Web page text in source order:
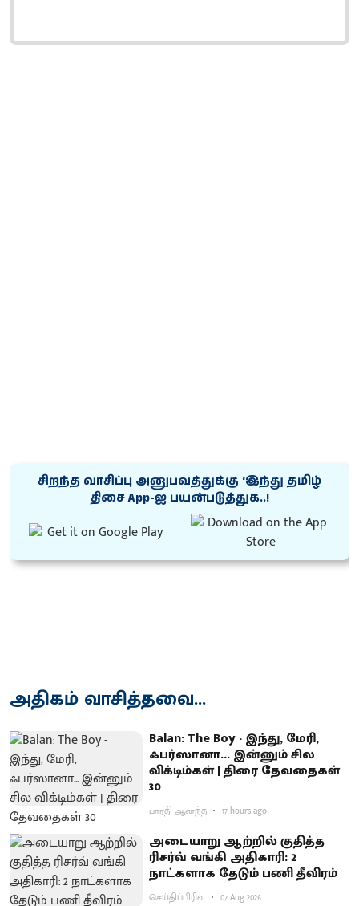
சிறந்த வாசிப்பு அனுபவத்துக்கு ‘இந்து தமிழ்
திசை App-ஐ பயன்படுத்துக..!
அதிகம் வாசித்தவை...
Balan: The Boy - இந்து, மேரி,
ஃபர்ஸானா... இன்னும் சில
விக்டிம்கள் | திரை தேவதைகள்
30
பாரதி ஆனந்த் 17 hours ago
அடையாறு ஆற்றில் குதித்த
ரிசர்வ் வங்கி அதிகாரி: 2
நாட்களாக தேடும் பணி தீவிரம்
செய்திப்பிரிவு 07 Aug 2026